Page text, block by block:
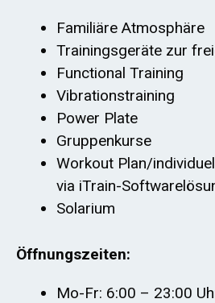
Familiäre Atmosphäre
Trainingsgeräte zur
Functional Training
Vibrationstraining
Power Plate
Gruppenkurse
Workout Plan/
via iTrain-
Solarium
Öffnungszeiten:
Mo-Fr: 6:00 – 23:00